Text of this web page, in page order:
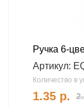
Ручка 6-
Артикул:
Количество в
1.35 р.